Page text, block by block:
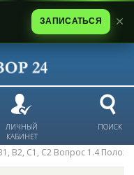
ЛИЧНЫЙ
КАБИНЕТ
ПОИСК
В2, С1, С2 Вопрос 1.4
ЗАПИСАТЬСЯ